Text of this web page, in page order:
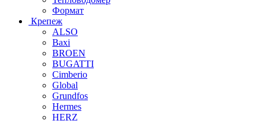
Формат
Крепеж
ALSO
Baxi
BROEN
BUGATTI
Cimberio
Global
Grundfos
Hermes
HERZ